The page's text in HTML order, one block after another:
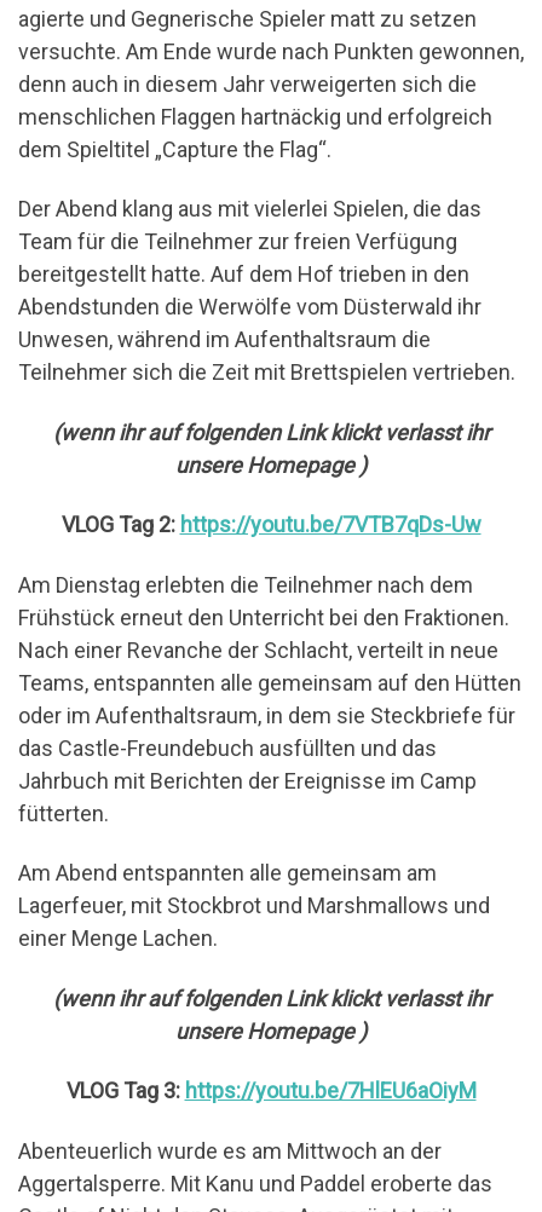
agierte und Gegnerische Spieler matt zu setzen
versuchte. Am Ende wurde nach Punkten gewonnen,
denn auch in diesem Jahr verweigerten sich die
menschlichen Flaggen hartnäckig und erfolgreich
dem Spieltitel „Capture the Flag“.
Der Abend klang aus mit vielerlei Spielen, die das
Team für die Teilnehmer zur freien Verfügung
bereitgestellt hatte. Auf dem Hof trieben in den
Abendstunden die Werwölfe vom Düsterwald ihr
Unwesen, während im Aufenthaltsraum die
Teilnehmer sich die Zeit mit Brettspielen vertrieben.
(wenn ihr auf folgenden Link klickt verlasst ihr
unsere Homepage )
VLOG Tag 2: https://youtu.be/7VTB7qDs-Uw
Am Dienstag erlebten die Teilnehmer nach dem
Frühstück erneut den Unterricht bei den Fraktionen.
Nach einer Revanche der Schlacht, verteilt in neue
Teams, entspannten alle gemeinsam auf den Hütten
oder im Aufenthaltsraum, in dem sie Steckbriefe für
das Castle-Freundebuch ausfüllten und das
Jahrbuch mit Berichten der Ereignisse im Camp
fütterten.
Am Abend entspannten alle gemeinsam am
Lagerfeuer, mit Stockbrot und Marshmallows und
einer Menge Lachen.
(wenn ihr auf folgenden Link klickt verlasst ihr
unsere Homepage )
VLOG Tag 3: https://youtu.be/7HlEU6aOiyM
Abenteuerlich wurde es am Mittwoch an der
Aggertalsperre. Mit Kanu und Paddel eroberte das